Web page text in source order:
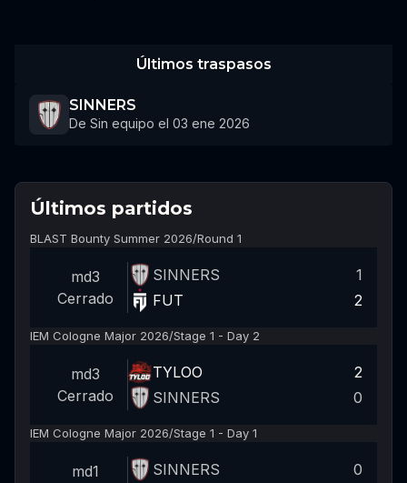
Últimos traspasos
SINNERS
De Sin equipo el 03 ene 2026
Últimos partidos
BLAST Bounty Summer 2026/Round 1
md3
Cerrado
SINNERS
1
FUT
2
IEM Cologne Major 2026/Stage 1 - Day 2
md3
Cerrado
TYLOO
2
SINNERS
0
IEM Cologne Major 2026/Stage 1 - Day 1
md1
SINNERS
0